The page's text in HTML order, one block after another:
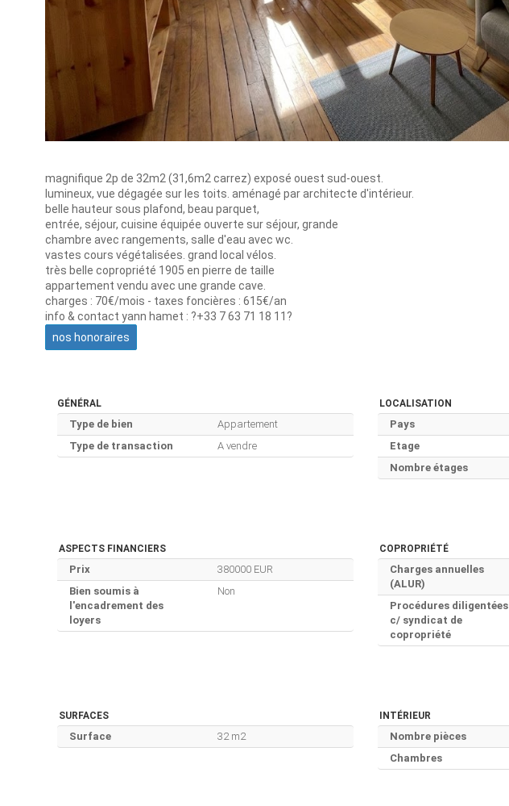
magnifique 2p de 32m2 (31,6m2 carrez) exposé ouest sud-ouest.
lumineux, vue dégagée sur les toits. aménagé par architecte d'intérieur.
belle hauteur sous plafond, beau parquet,
entrée, séjour, cuisine équipée ouverte sur séjour, grande
chambre avec rangements, salle d'eau avec wc.
vastes cours végétalisées. grand local vélos.
très belle copropriété 1905 en pierre de taille
appartement vendu avec une grande cave.
charges : 70€/mois - taxes foncières : 615€/an
info & contact yann hamet : ?+33 7 63 71 18 11?
nos honoraires
GÉNÉRAL
Type de bien
Appartement
Type de transaction
A vendre
LOCALISATION
Pays
Etage
Nombre étages
ASPECTS FINANCIERS
Prix
380000 EUR
Bien soumis à
l'encadrement des
loyers
Non
COPROPRIÉTÉ
Charges annuelles
(ALUR)
Procédures diligentées
c/ syndicat de
copropriété
SURFACES
Surface 32 m2
INTÉRIEUR
Nombre pièces
Chambres